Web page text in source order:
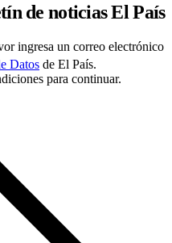
de noticias El País
ingresa un correo electrónico
Datos de El País.
para continuar.